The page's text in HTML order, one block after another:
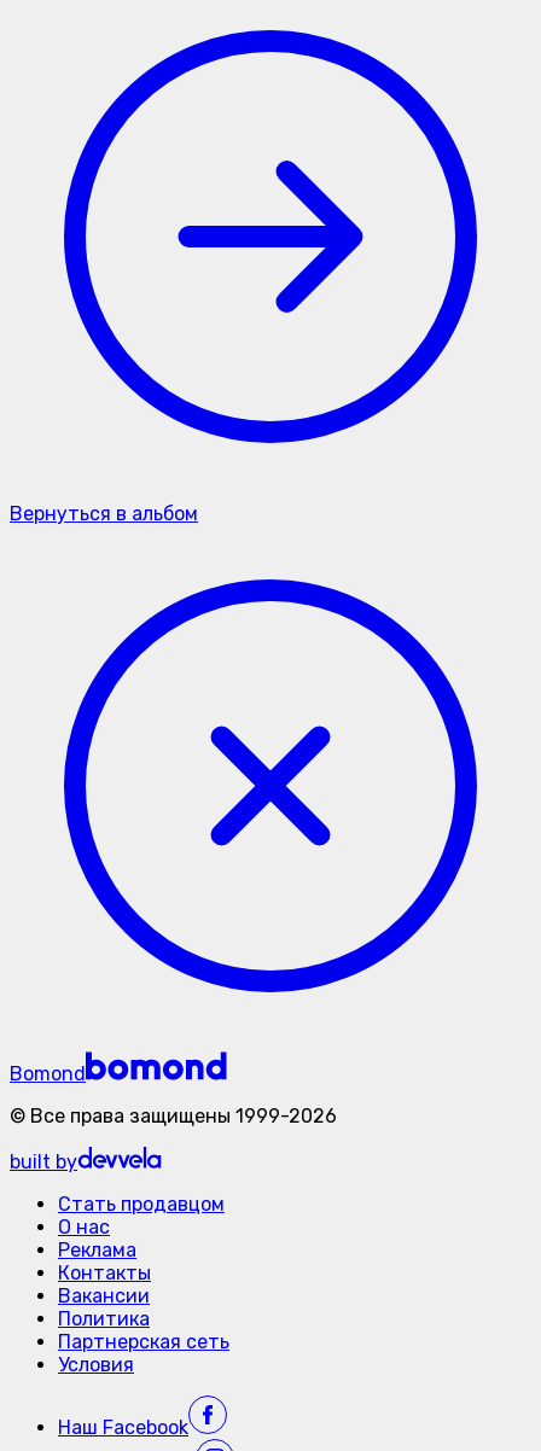
Вернуться в альбом
Bomond
© Все права защищены 1999-2026
built by
Стать продавцом
О нас
Реклама
Контакты
Вакансии
Политика
Партнерская сеть
Условия
Наш Facebook